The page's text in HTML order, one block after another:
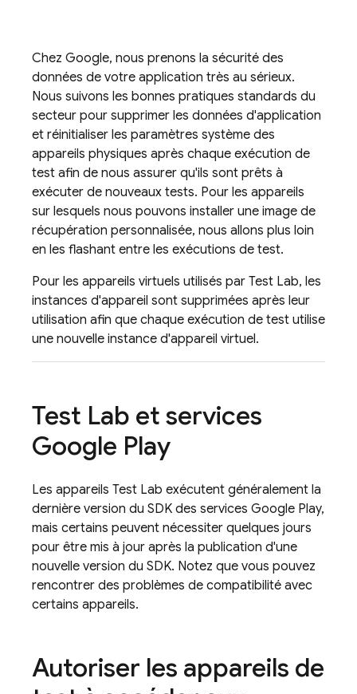
Chez Google, nous prenons la sécurité des
données de votre application très au sérieux.
Nous suivons les bonnes pratiques standards du
secteur pour supprimer les données d'application
et réinitialiser les paramètres système des
appareils physiques après chaque exécution de
test afin de nous assurer qu'ils sont prêts à
exécuter de nouveaux tests. Pour les appareils
sur lesquels nous pouvons installer une image de
récupération personnalisée, nous allons plus loin
en les flashant entre les exécutions de test.
Pour les appareils virtuels utilisés par Test Lab, les
instances d'appareil sont supprimées après leur
utilisation afin que chaque exécution de test utilise
une nouvelle instance d'appareil virtuel.
Test Lab et services
Google Play
Les appareils Test Lab exécutent généralement la
dernière version du SDK des services Google Play,
mais certains peuvent nécessiter quelques jours
pour être mis à jour après la publication d'une
nouvelle version du SDK. Notez que vous pouvez
rencontrer des problèmes de compatibilité avec
certains appareils.
Autoriser les appareils de